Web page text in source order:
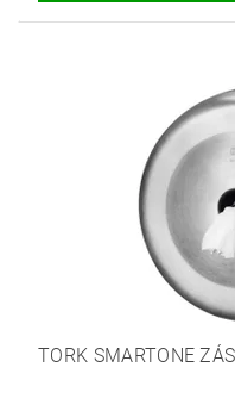
TORK SMARTONE